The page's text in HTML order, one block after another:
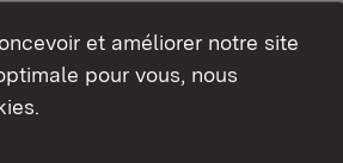
et améliorer notre site
pour vous, nous